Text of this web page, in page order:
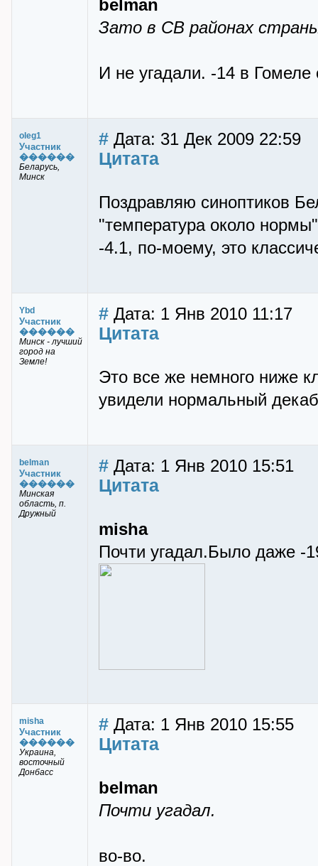
belman
Зато в СВ районах
И не угадали. -14 в Гомеле
oleg1
Участник
������
Беларусь,
Минск
# Дата: 31 Дек 2009 22:59
Цитата
Поздравляю синоптиков
"температура около
-4.1, по-моему, это
Ybd
Участник
������
Минск - лучший
город на
Земле!
# Дата: 1 Янв 2010 11:17
Цитата
Это все же немного ниже
увидели нормальный
belman
Участник
������
Минская
область, п.
Дружный
# Дата: 1 Янв 2010 15:51
Цитата
misha
Почти угадал.Было даже -
misha
Участник
������
Украина,
восточный
Донбасс
# Дата: 1 Янв 2010 15:55
Цитата
belman
Почти угадал.
во-во.